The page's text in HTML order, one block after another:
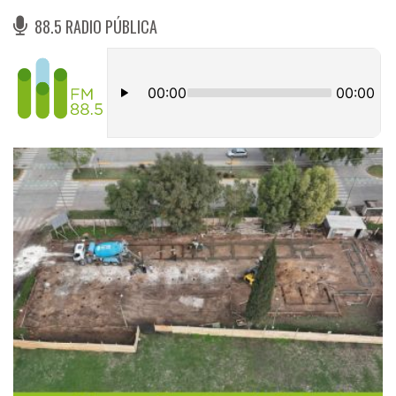
88.5 RADIO PÚBLICA